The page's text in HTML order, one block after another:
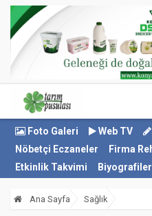
Foto Galeri Web TV
Nöbetçi Eczaneler
Firma
Etkinlik Takvimi
Biyografiler
Ana Sayfa Sağlık